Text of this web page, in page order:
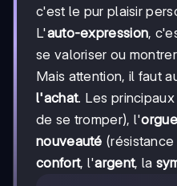
c'est le pur plaisir
L'auto-expression,
se valoriser ou
Mais attention, il faut
l'achat. Les
de se tromper), l'
nouveauté
confort, l'argent, la